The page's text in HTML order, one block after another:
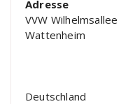
Adresse
VVW Wilhelmsallee
Wattenheim
Deutschland